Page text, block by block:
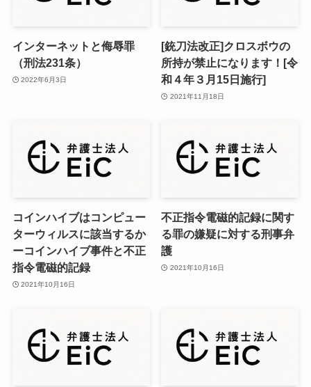
インターネットと侮辱罪
（刑法231条）
2022年6月3日
[銃刀法改正]クロスボウの
所持が禁止になります！[令
和４年３月15日施行]
2021年11月18日
コインハイブはコンピュー
ターウィルスに該当するか
ーコインハイブ事件と不正
指令電磁的記録
2021年10月16日
不正指令電磁的記録に関す
る罪の嫌疑に対する刑事弁
護
2021年10月16日